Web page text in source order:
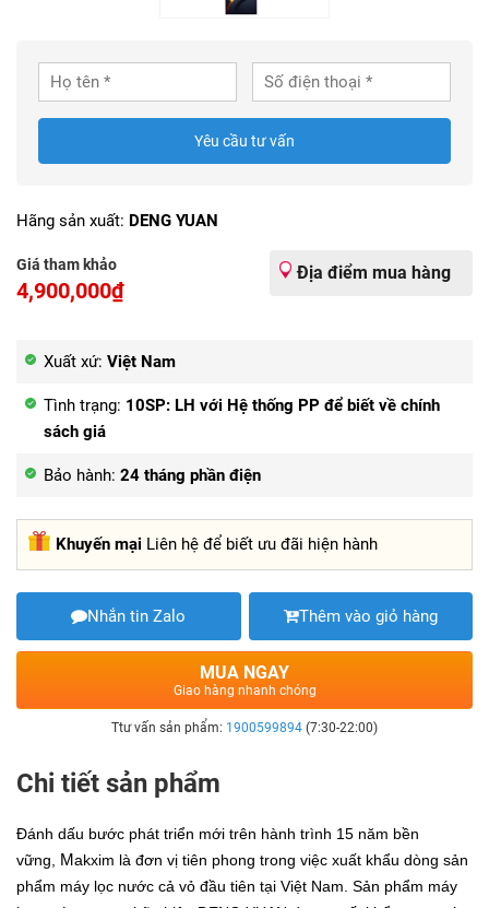
Yêu cầu tư vấn
Hãng sản xuất: DENG YUAN
Giá tham khảo
4,900,000₫
Địa điểm mua hàng
Xuất xứ: Việt Nam
Tình trạng: 10SP: LH với Hệ thống PP để biết về chính
sách giá
Bảo hành: 24 tháng phần điện
Khuyến mại Liên hệ để biết ưu đãi hiện hành
Nhắn tin Zalo Thêm vào giỏ hàng
MUA NGAY
Giao hàng nhanh chóng
Ttư vấn sản phẩm: 1900599894 (7:30-22:00)
Chi tiết sản phẩm
Đánh dấu bước phát triển mới trên hành trình 15 năm bền
vững, Makxim là đơn vị tiên phong trong việc xuất khẩu dòng sản
phẩm máy lọc nước cả vỏ đầu tiên tại Việt Nam. Sản phẩm máy